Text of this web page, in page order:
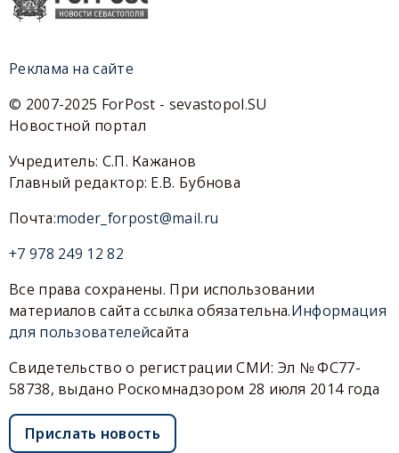
Реклама на сайте
© 2007-2025 ForPost - sevastopol.SU
Новостной портал
Учредитель: С.П. Кажанов
Главный редактор: Е.В. Бубнова
Почта:moder_forpost@mail.ru
+7 978 249 12 82
Все права сохранены. При использовании
материалов сайта ссылка обязательна.Информация
для пользователейсайта
Свидетельство о регистрации СМИ: Эл № ФС77-
58738, выдано Роскомнадзором 28 июля 2014 года
Прислать новость